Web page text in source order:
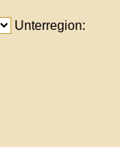
Unterregion: